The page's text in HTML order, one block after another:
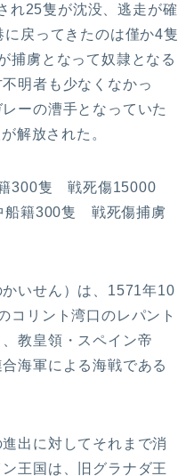
れ25隻が沈没、逃走が確
戻ってきたのは僅か4隻
捕虜となって奴隷となる
明者も少なくなかっ
ーの漕手となっていた
解放された。
300隻 戦死傷15000
籍300隻 戦死傷捕虜
いせん）は、1571年10
コリント湾口のレパント
教皇領・スペイン帝
海軍による海戦である
出に対してそれまで消
王国は、旧グラナダ王